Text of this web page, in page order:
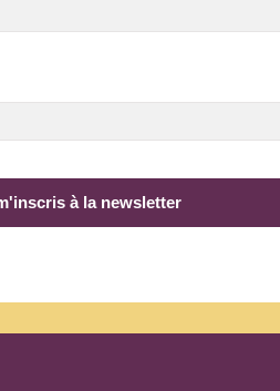
à la newsletter